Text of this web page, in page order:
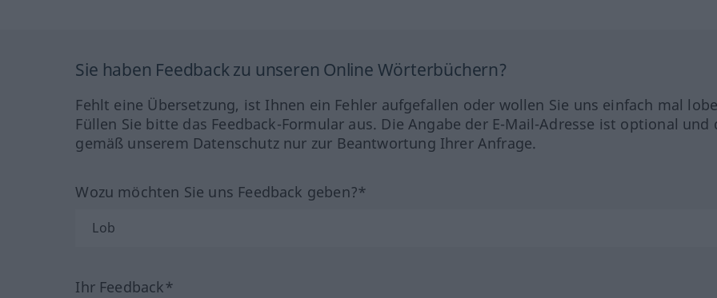
Sie haben Feedback zu unseren Online Wörterbüchern?
Fehlt eine Übersetzung, ist Ihnen ein Fehler aufgefallen oder wollen Sie uns einfach mal
Füllen Sie bitte das Feedback-Formular aus. Die Angabe der E-Mail-Adresse ist optional und
gemäß unserem Datenschutz nur zur Beantwortung Ihrer Anfrage.
Wozu möchten Sie uns Feedback geben?*
Ihr Feedback*